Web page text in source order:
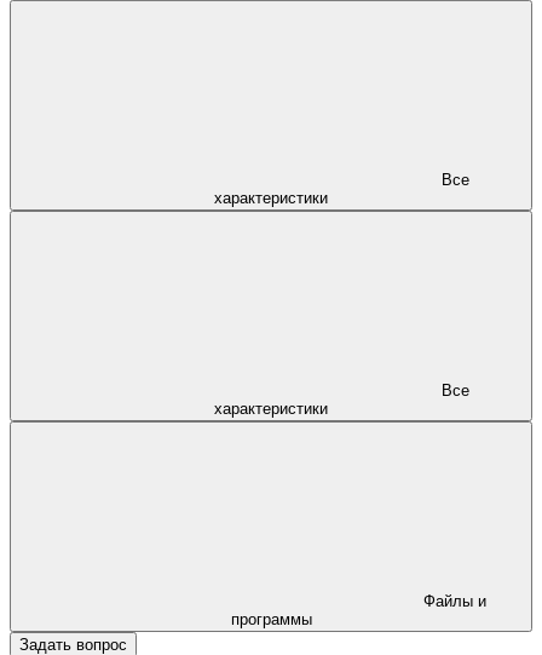
характеристики
характеристики
программы
Задать вопрос